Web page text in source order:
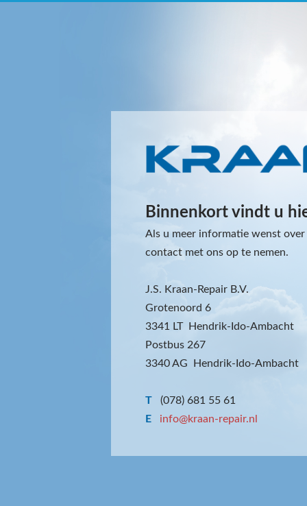
Binnenkort vindt u
Als u meer informatie wenst
contact met ons op te nemen.
J.S. Kraan-Repair B.V.
Grotenoord 6
3341 LT Hendrik-Ido-Ambacht
Postbus 267
3340 AG Hendrik-Ido-Ambacht
T
(078) 681 55 61
E
info@kraan-repair.nl